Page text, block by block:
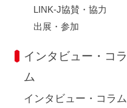
LINK-J協賛・協力
出展・参加
インタビュー・コラ
ム
インタビュー・コラム